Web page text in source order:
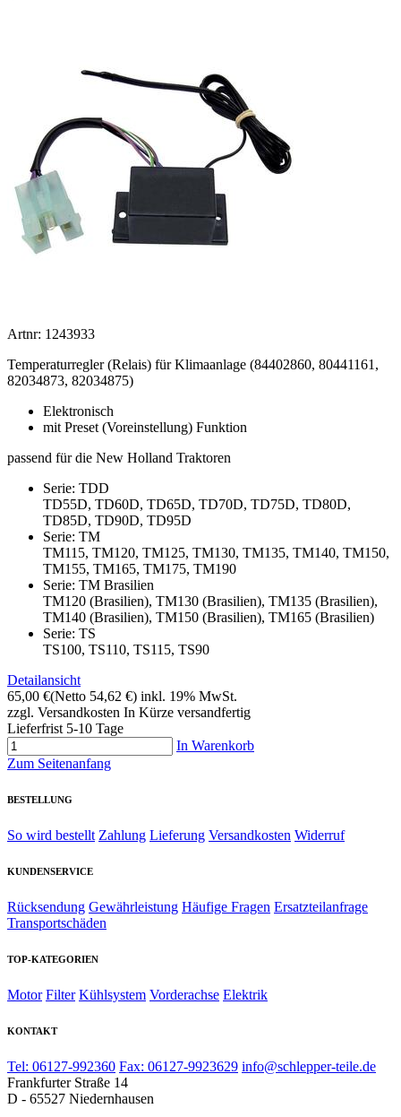
Artnr: 1243933
Temperaturregler (Relais) für Klimaanlage (84402860, 80441161,
82034873, 82034875)
Elektronisch
mit Preset (Voreinstellung) Funktion
passend für die New Holland Traktoren
Serie: TDD
TD55D, TD60D, TD65D, TD70D, TD75D, TD80D,
TD85D, TD90D, TD95D
Serie: TM
TM115, TM120, TM125, TM130, TM135, TM140, TM150,
TM155, TM165, TM175, TM190
Serie: TM Brasilien
TM120 (Brasilien), TM130 (Brasilien), TM135 (Brasilien),
TM140 (Brasilien), TM150 (Brasilien), TM165 (Brasilien)
Serie: TS
TS100, TS110, TS115, TS90
Detailansicht
65,00 €(Netto 54,62 €) inkl. 19% MwSt.
zzgl. Versandkosten In Kürze versandfertig
Lieferfrist 5-10 Tage
In Warenkorb
Zum Seitenanfang
BESTELLUNG
So wird bestellt Zahlung Lieferung Versandkosten Widerruf
KUNDENSERVICE
Rücksendung Gewährleistung Häufige Fragen Ersatzteilanfrage
Transportschäden
TOP-KATEGORIEN
Motor Filter Kühlsystem Vorderachse Elektrik
KONTAKT
Tel: 06127-992360 Fax: 06127-9923629 info@schlepper-teile.de
Frankfurter Straße 14
D - 65527 Niedernhausen